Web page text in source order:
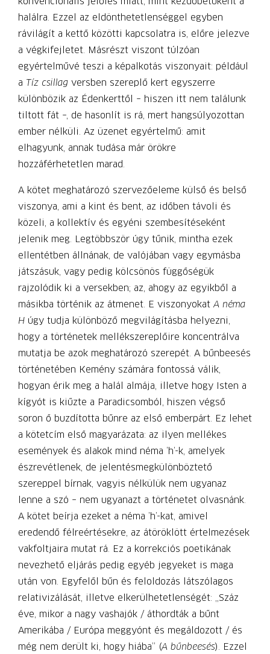
halálra. Ezzel az eldönthetetlenséggel egyben
rávilágít a kettő közötti kapcsolatra is, előre jelezve
a végkifejletet. Másrészt viszont túlzóan
egyértelművé teszi a képalkotás viszonyait: például
a Tíz csillag versben szereplő kert egyszerre
különbözik az Édenkerttől – hiszen itt nem találunk
tiltott fát –, de hasonlít is rá, mert hangsúlyozottan
ember nélküli. Az üzenet egyértelmű: amit
elhagyunk, annak tudása már örökre
hozzáférhetetlen marad.
A kötet meghatározó szervezőeleme külső és belső
viszonya, ami a kint és bent, az időben távoli és
közeli, a kollektív és egyéni szembesítéseként
jelenik meg. Legtöbbször úgy tűnik, mintha ezek
ellentétben állnának, de valójában vagy egymásba
játszásuk, vagy pedig kölcsönös függőségük
rajzolódik ki a versekben; az, ahogy az egyikből a
másikba történik az átmenet. E viszonyokatA néma
H úgy tudja különböző megvilágításba helyezni,
hogy a történetek mellékszereplőire koncentrálva
mutatja be azok meghatározó szerepét. A bűnbeesés
történetében Kemény számára fontossá válik,
hogyan érik meg a halál almája, illetve hogy Isten a
kígyót is kiűzte a Paradicsomból, hiszen végső
soron ő buzdította bűnre az első emberpárt. Ez lehet
a kötetcím első magyarázata: az ilyen mellékes
események és alakok mind néma ’h’-k, amelyek
észrevétlenek, de jelentésmegkülönböztető
szereppel bírnak, vagyis nélkülük nem ugyanaz
lenne a szó – nem ugyanazt a történetet olvasnánk.
A kötet beírja ezeket a néma ’h’-kat, amivel
eredendő félreértésekre, az átöröklött értelmezések
vakfoltjaira mutat rá. Ez a korrekciós poetikának
nevezhető eljárás pedig egyéb jegyeket is maga
után von. Egyfelől bűn és feloldozás látszólagos
relativizálását, illetve elkerülhetetlenségét: „Száz
éve, mikor a nagy vashajók / áthordták a bűnt
Amerikába / Európa meggyónt és megáldozott / és
még nem derült ki, hogy hiába” (A bűnbeesés). Ezzel